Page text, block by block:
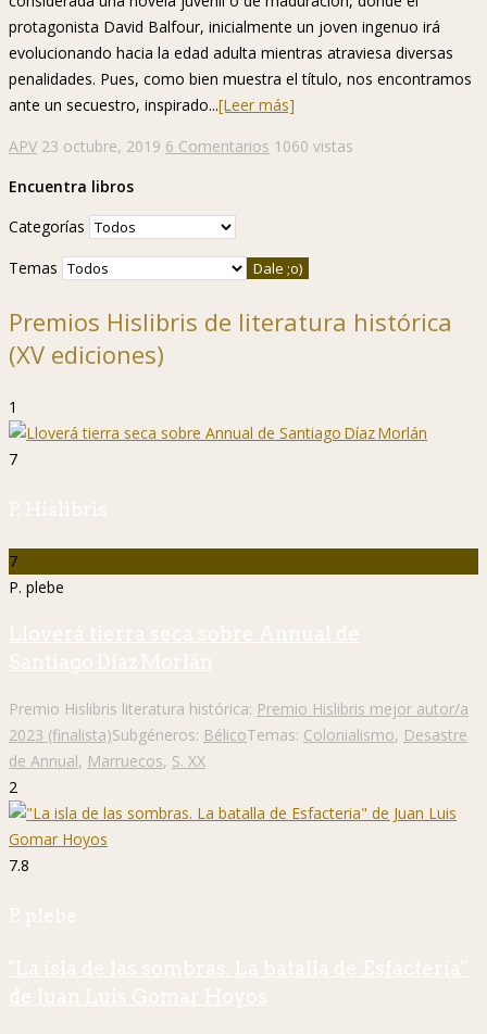
protagonista David Balfour, inicialmente un joven ingenuo irá
evolucionando hacia la edad adulta mientras atraviesa diversas
penalidades. Pues, como bien muestra el título, nos encontramos
ante un secuestro, inspirado...[Leer más]
APV 23 octubre, 2019 6 Comentarios 1060 vistas
Encuentra libros
Categorías
Temas
Premios Hislibris de literatura histórica
(XV ediciones)
1
7
P. Hislibris
7
P. plebe
Lloverá tierra seca sobre Annual de
Santiago Díaz Morlán
Premio Hislibris literatura histórica: Premio Hislibris mejor autor/a
2023 (finalista)Subgéneros: BélicoTemas: Colonialismo, Desastre
de Annual, Marruecos, S. XX
2
7.8
P. plebe
"La isla de las sombras. La batalla de Esfacteria"
de Juan Luis Gomar Hoyos